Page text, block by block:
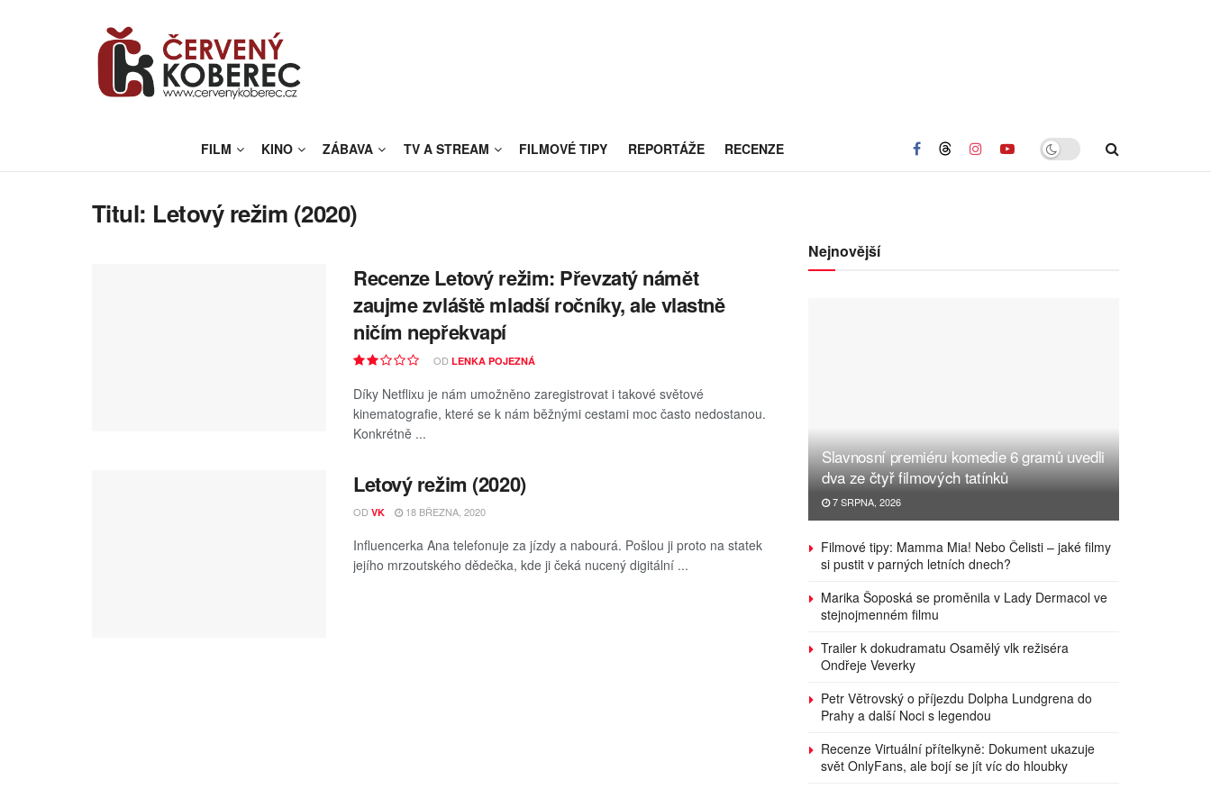
FILM KINO ZÁBAVA TV A STREAM FILMOVÉ TIPY REPORTÁŽE RECENZE
Titul: Letový režim (2020)
Recenze Letový režim: Převzatý námět
zaujme zvláště mladší ročníky, ale vlastně
ničím nepřekvapí
OD LENKA POJEZNÁ
Díky Netflixu je nám umožněno zaregistrovat i takové světové
kinematografie, které se k nám běžnými cestami moc často nedostanou.
Konkrétně ...
Letový režim (2020)
OD VK 18 BŘEZNA, 2020
Influencerka Ana telefonuje za jízdy a nabourá. Pošlou ji proto na statek
jejího mrzoutského dědečka, kde ji čeká nucený digitální ...
Nejnovější
Slavnosní premiéru komedie 6 gramů uvedli
dva ze čtyř filmových tatínků
7 SRPNA, 2026
Filmové tipy: Mamma Mia! Nebo Čelisti – jaké filmy
si pustit v parných letních dnech?
Marika Šoposká se proměnila v Lady Dermacol ve
stejnojmenném filmu
Trailer k dokudramatu Osamělý vlk režiséra
Ondřeje Veverky
Petr Větrovský o příjezdu Dolpha Lundgrena do
Prahy a další Noci s legendou
Recenze Virtuální přítelkyně: Dokument ukazuje
svět OnlyFans, ale bojí se jít víc do hloubky